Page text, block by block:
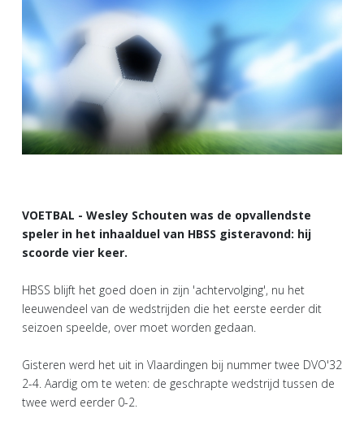
VOETBAL - Wesley Schouten was de opvallendste
speler in het inhaalduel van HBSS gisteravond: hij
scoorde vier keer.
HBSS blijft het goed doen in zijn 'achtervolging', nu het
leeuwendeel van de wedstrijden die het eerste eerder dit
seizoen speelde, over moet worden gedaan.
Gisteren werd het uit in Vlaardingen bij nummer twee DVO'32
2-4. Aardig om te weten: de geschrapte wedstrijd tussen de
twee werd eerder 0-2.